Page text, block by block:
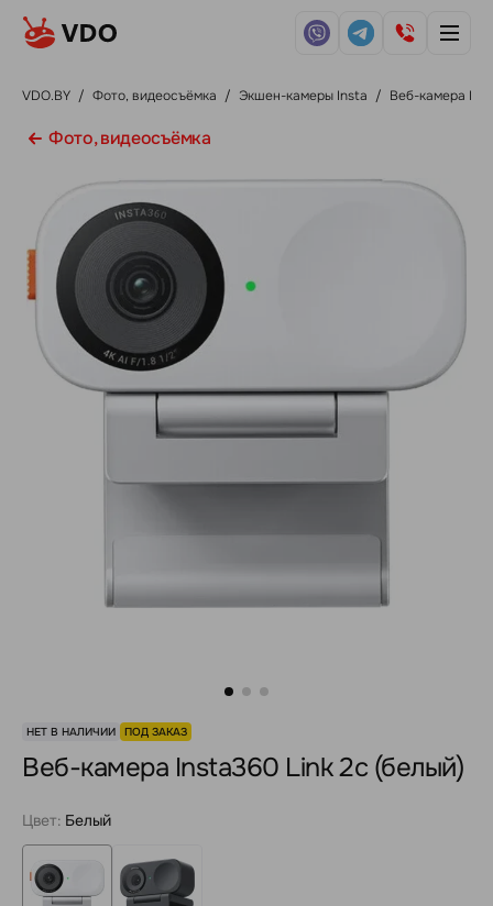
VDO.BY / Фото, видеосъёмка / Экшен-камеры Insta / Веб-камера
Фото, видеосъёмка
НЕТ В НАЛИЧИИ ПОД ЗАКАЗ
Веб-камера Insta360 Link 2c (белый)
Цвет: Белый